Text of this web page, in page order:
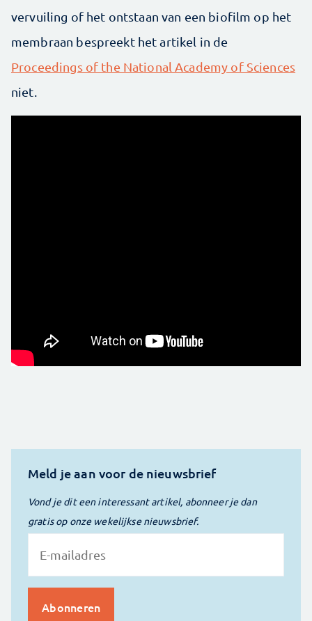
vervuiling of het ontstaan van een biofilm op het
membraan bespreekt het artikel in de
Proceedings of the National Academy of Sciences
niet.
Meld je aan voor de nieuwsbrief
Vond je dit een interessant artikel, abonneer je dan
gratis op onze wekelijkse nieuwsbrief.